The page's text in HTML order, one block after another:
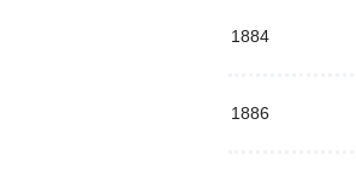
1884
1886